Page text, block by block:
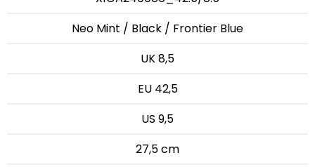
Neo Mint / Black / Frontier Blue
UK 8,5
EU 42,5
US 9,5
27,5 cm